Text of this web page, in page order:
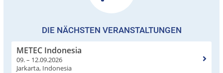
DIE NÄCHSTEN VERANSTALTUNGEN
METEC Indonesia
09. – 12.09.2026
Jarkarta, Indonesia